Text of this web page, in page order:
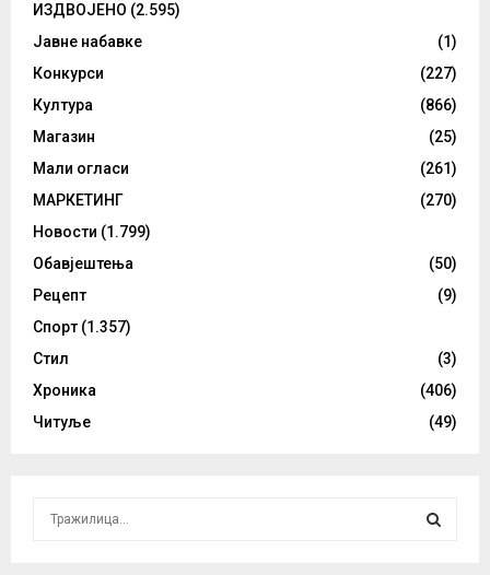
ИЗДВОЈЕНО (2.595)
Јавне набавке
(1)
Конкурси
(227)
Култура
(866)
Магазин
(25)
Мали огласи
(261)
МАРКЕТИНГ
(270)
Новости (1.799)
Обавјештења
(50)
Рецепт
(9)
Спорт (1.357)
Стил
(3)
Хроника
(406)
Читуље
(49)